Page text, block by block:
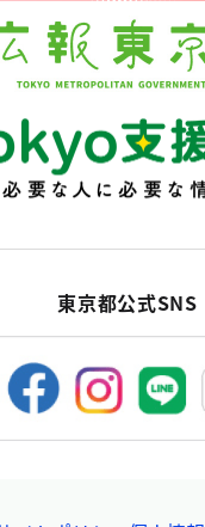
東京都公式SNS